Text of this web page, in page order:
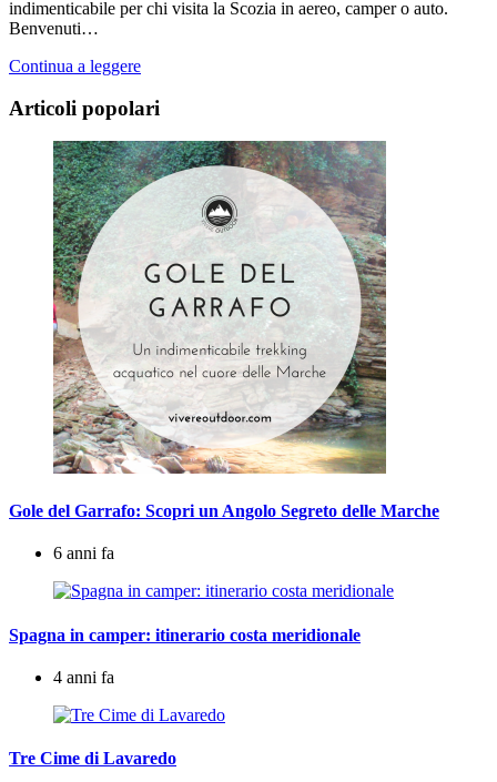
indimenticabile per chi visita la Scozia in aereo, camper o auto.
Benvenuti…
Continua a leggere
Articoli popolari
Gole del Garrafo: Scopri un Angolo Segreto delle Marche
6 anni fa
Spagna in camper: itinerario costa meridionale
4 anni fa
Tre Cime di Lavaredo